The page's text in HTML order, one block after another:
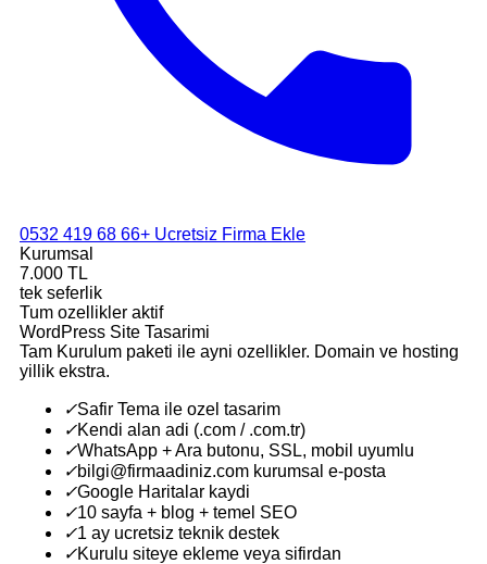
0532 419 68 66+ Ucretsiz Firma Ekle
Kurumsal
7.000 TL
tek seferlik
Tum ozellikler aktif
WordPress Site Tasarimi
Tam Kurulum paketi ile ayni ozellikler. Domain ve hosting
yillik ekstra.
✓Safir Tema ile ozel tasarim
✓Kendi alan adi (.com / .com.tr)
✓WhatsApp + Ara butonu, SSL, mobil uyumlu
✓bilgi@firmaadiniz.com kurumsal e-posta
✓Google Haritalar kaydi
✓10 sayfa + blog + temel SEO
✓1 ay ucretsiz teknik destek
✓Kurulu siteye ekleme veya sifirdan